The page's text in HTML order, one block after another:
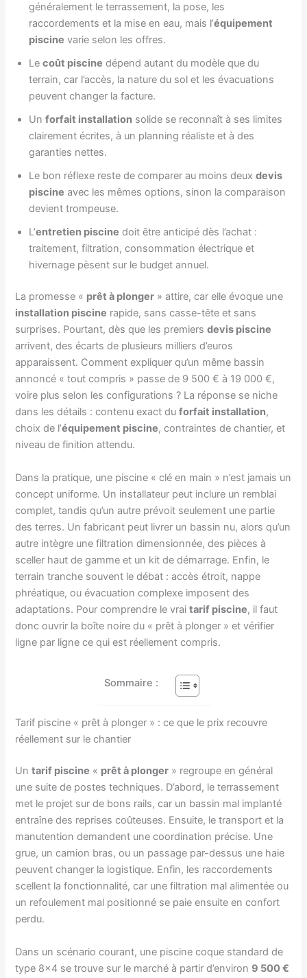
généralement le terrassement, la pose, les
raccordements et la mise en eau, mais l’équipement
piscine varie selon les offres.
Lecoût piscine dépend autant du modèle que du
terrain, car l’accès, la nature du sol et les évacuations
peuvent changer la facture.
Unforfait installation solide se reconnaît à ses limites
clairement écrites, à un planning réaliste et à des
garanties nettes.
Le bon réflexe reste de comparer au moins deuxdevis
piscine avec les mêmes options, sinon la comparaison
devient trompeuse.
L’entretien piscine doit être anticipé dès l’achat :
traitement, filtration, consommation électrique et
hivernage pèsent sur le budget annuel.
La promesse « prêt à plonger » attire, car elle évoque une
installation piscine rapide, sans casse-tête et sans
surprises. Pourtant, dès que les premiersdevis piscine
arrivent, des écarts de plusieurs milliers d’euros
apparaissent. Comment expliquer qu’un même bassin
annoncé « tout compris » passe de 9 500 € à 19 000 €,
voire plus selon les configurations ? La réponse se niche
dans les détails : contenu exact duforfait installation,
choix de l’équipement piscine, contraintes de chantier, et
niveau de finition attendu.
Dans la pratique, une piscine « clé en main » n’est jamais un
concept uniforme. Un installateur peut inclure un remblai
complet, tandis qu’un autre prévoit seulement une partie
des terres. Un fabricant peut livrer un bassin nu, alors qu’un
autre intègre une filtration dimensionnée, des pièces à
sceller haut de gamme et un kit de démarrage. Enfin, le
terrain tranche souvent le débat : accès étroit, nappe
phréatique, ou évacuation complexe imposent des
adaptations. Pour comprendre le vraitarif piscine, il faut
donc ouvrir la boîte noire du « prêt à plonger » et vérifier
ligne par ligne ce qui est réellement compris.
Sommaire :
Tarif piscine « prêt à plonger » : ce que le prix recouvre
réellement sur le chantier
Untarif piscine « prêt à plonger » regroupe en général
une suite de postes techniques. D’abord, le terrassement
met le projet sur de bons rails, car un bassin mal implanté
entraîne des reprises coûteuses. Ensuite, le transport et la
manutention demandent une coordination précise. Une
grue, un camion bras, ou un passage par-dessus une haie
peuvent changer la logistique. Enfin, les raccordements
scellent la fonctionnalité, car une filtration mal alimentée ou
un refoulement mal positionné se paie ensuite en confort
perdu.
Dans un scénario courant, une piscine coque standard de
type 8×4 se trouve sur le marché à partir d’environ 9 500 €